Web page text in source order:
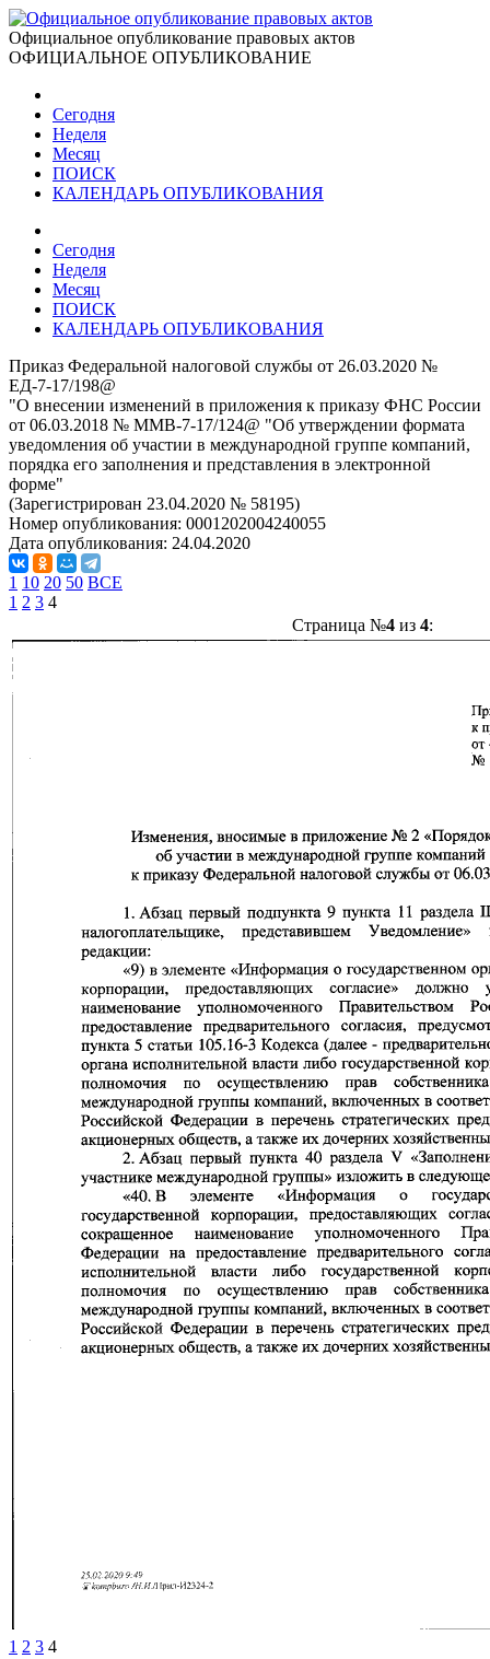
Официальное опубликование правовых актов
ОФИЦИАЛЬНОЕ ОПУБЛИКОВАНИЕ
Сегодня
Неделя
Месяц
ПОИСК
КАЛЕНДАРЬ ОПУБЛИКОВАНИЯ
Сегодня
Неделя
Месяц
ПОИСК
КАЛЕНДАРЬ ОПУБЛИКОВАНИЯ
Приказ Федеральной налоговой службы от 26.03.2020 №
ЕД-7-17/198@
"О внесении изменений в приложения к приказу ФНС России
от 06.03.2018 № ММВ-7-17/124@ "Об утверждении формата
уведомления об участии в международной группе компаний,
порядка его заполнения и представления в электронной
форме"
(Зарегистрирован 23.04.2020 № 58195)
Номер опубликования: 0001202004240055
Дата опубликования: 24.04.2020
1 10 20 50 ВСЕ
1 2 3 4
Страница №4из 4:
1 2 3 4